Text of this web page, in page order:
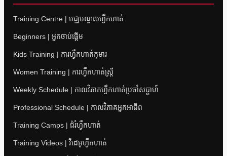
Training Centre | មជ្ឈមណ្ឌលហ្វឹកហាត់
Beginners | អ្នកចាប់ផ្តើម
Kids Training | ការហ្វឹកហាត់កុមារ
Women Training | ការហ្វឹកហាត់ស្ត្រី
Weekly Schedule | កាលវិភាគហ្វឹកហាត់ប្រចាំសប្តាហ៍
Professional Schedule | កាលវិភាគអ្នកអាជីព
Training Camps | ជំរំហ្វឹកហាត់
Training Videos | វីដេអូហ្វឹកហាត់